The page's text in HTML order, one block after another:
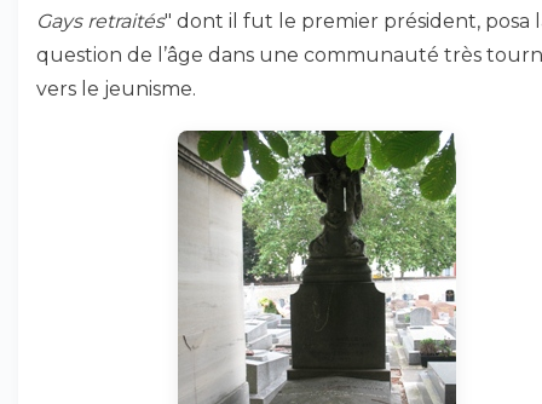
Gays retraités" dont il fut le premier président, posa
question de l’âge dans une communauté très
vers le jeunisme.